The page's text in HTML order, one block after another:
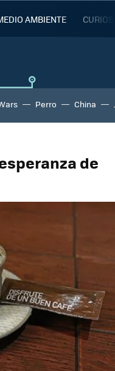
AMBIENTE
Perro China
de